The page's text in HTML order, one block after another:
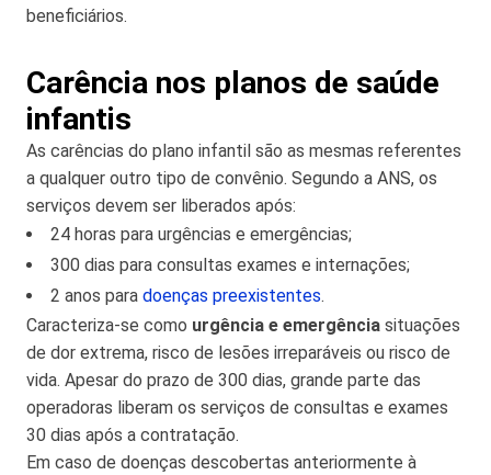
beneficiários.
Carência nos planos de saúde
infantis
As carências do plano infantil são as mesmas referentes
a qualquer outro tipo de convênio. Segundo a ANS, os
serviços devem ser liberados após:
24 horas para urgências e emergências;
300 dias para consultas exames e internações;
2 anos para doenças preexistentes.
Caracteriza-se como urgência e emergência situações
de dor extrema, risco de lesões irreparáveis ou risco de
vida. Apesar do prazo de 300 dias, grande parte das
operadoras liberam os serviços de consultas e exames
30 dias após a contratação.
Em caso de doenças descobertas anteriormente à